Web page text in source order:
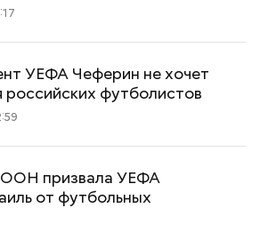
УЕФА Чеферин не хочет
российских футболистов
призвала УЕФА
от футбольных